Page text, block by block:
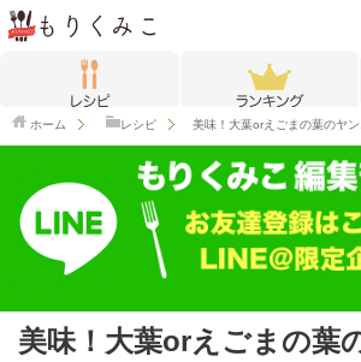
ホーム レシピ 美味！大葉orえごまの葉のヤン
美味！大葉orえごまの葉